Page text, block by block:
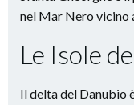
nel Mar Nero vicino
Le Isole
Il delta del Danubio